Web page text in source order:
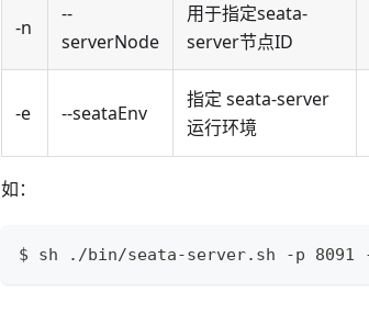
-n
--
serverNode
用于指定seata-
server节点ID
-e --seataEnv
指定 seata-server
运行环境
如：
$ sh ./bin/seata-server.sh -p